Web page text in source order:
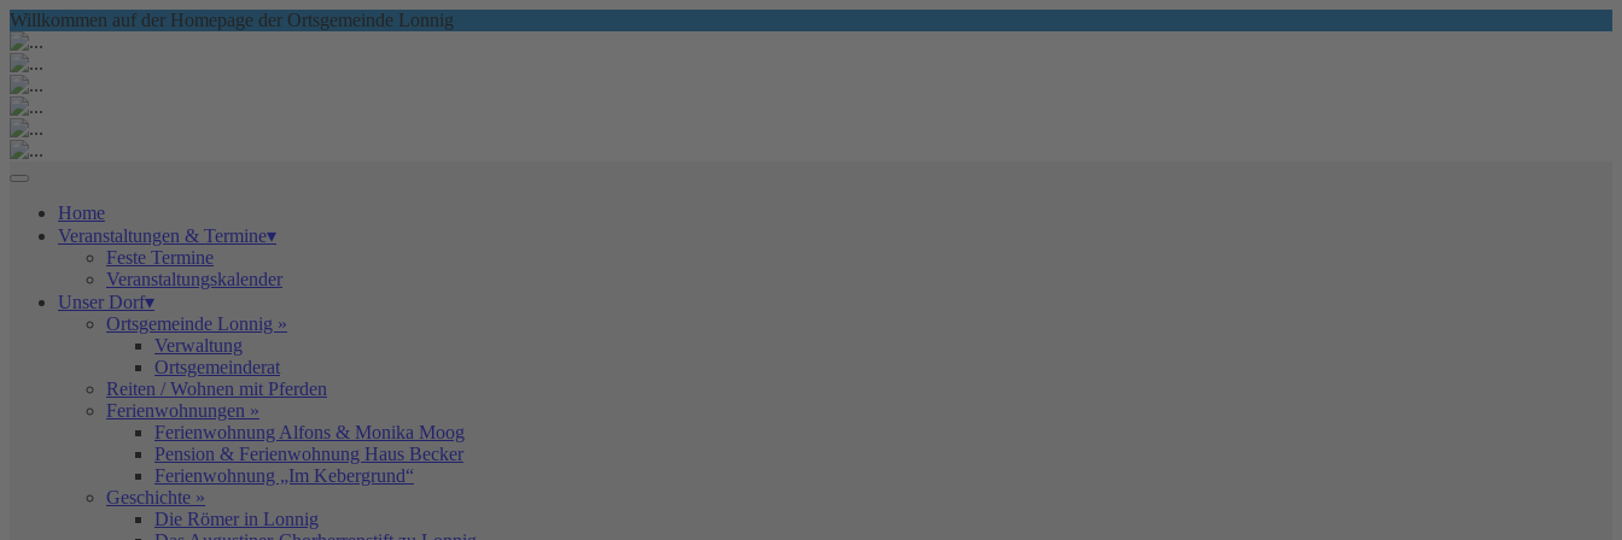
Willkommen auf der Homepage der Ortsgemeinde Lonnig
Home
Veranstaltungen & Termine▾
Feste Termine
Veranstaltungskalender
Unser Dorf▾
Ortsgemeinde Lonnig »
Verwaltung
Ortsgemeinderat
Reiten / Wohnen mit Pferden
Ferienwohnungen »
Ferienwohnung Alfons & Monika Moog
Pension & Ferienwohnung Haus Becker
Ferienwohnung „Im Kebergrund“
Geschichte »
Die Römer in Lonnig